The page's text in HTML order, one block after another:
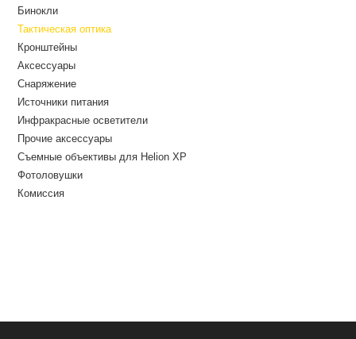
Бинокли
Тактическая оптика
Кронштейны
Аксессуары
Снаряжение
Источники питания
Инфракрасные осветители
Прочие аксессуары
Съемные объективы для Helion XP
Фотоловушки
Комиссия